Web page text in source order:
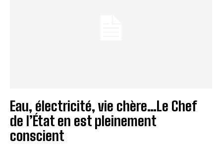
Eau, électricité, vie chère…Le Chef
de l’État en est pleinement
conscient